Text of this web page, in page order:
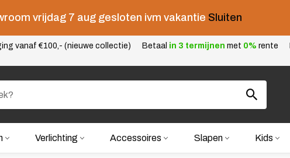
vrijdag 7 aug gesloten ivm vakantie Sluiten
vanaf €100,- (nieuwe collectie) Betaal in 3 termijnen met 0% rente
Verlichting Accessoires Slapen Kids